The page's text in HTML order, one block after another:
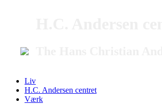
Liv
H.C. Andersen centret
Værk